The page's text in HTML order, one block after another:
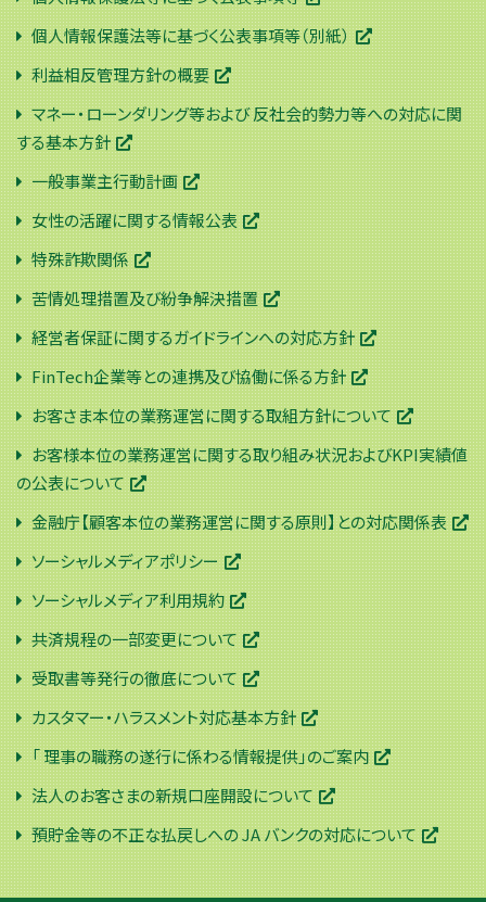
個人情報保護法等に基づく公表事項等（別紙）
利益相反管理方針の概要
マネー・ローンダリング等および 反社会的勢力等への対応に関
する基本方針
一般事業主行動計画
女性の活躍に関する情報公表
特殊詐欺関係
苦情処理措置及び紛争解決措置
経営者保証に関するガイドラインへの対応方針
FinTech企業等との連携及び協働に係る方針
お客さま本位の業務運営に関する取組方針について
お客様本位の業務運営に関する取り組み状況およびKPI実績値
の公表について
金融庁【顧客本位の業務運営に関する原則】との対応関係表
ソーシャルメディアポリシー
ソーシャルメディア利用規約
共済規程の一部変更について
受取書等発行の徹底について
カスタマー・ハラスメント対応基本方針
「 理事の職務の遂行に係わる情報提供」のご案内
法人のお客さまの新規口座開設について
預貯金等の不正な払戻しへの JA バンクの対応について